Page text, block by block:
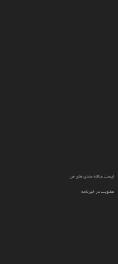
لیست علاقه مندی های من
عضویت در خبرنامه